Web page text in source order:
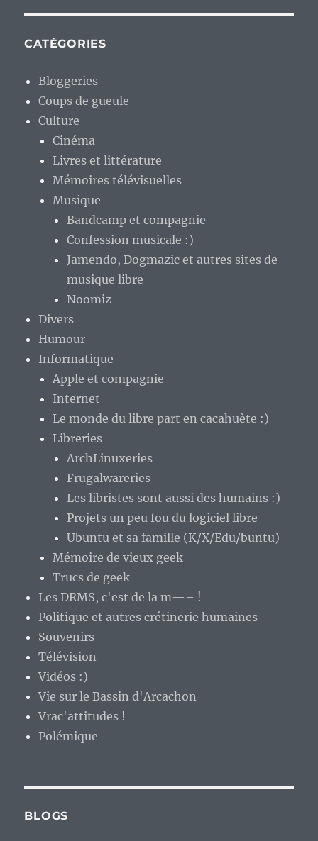
CATÉGORIES
Bloggeries
Coups de gueule
Culture
Cinéma
Livres et littérature
Mémoires télévisuelles
Musique
Bandcamp et compagnie
Confession musicale :)
Jamendo, Dogmazic et autres sites de
musique libre
Noomiz
Divers
Humour
Informatique
Apple et compagnie
Internet
Le monde du libre part en cacahuète :)
Libreries
ArchLinuxeries
Frugalwareries
Les libristes sont aussi des humains :)
Projets un peu fou du logiciel libre
Ubuntu et sa famille (K/X/Edu/buntu)
Mémoire de vieux geek
Trucs de geek
Les DRMS, c'est de la m—– !
Politique et autres crétinerie humaines
Souvenirs
Télévision
Vidéos :)
Vie sur le Bassin d'Arcachon
Vrac'attitudes !
Polémique
BLOGS